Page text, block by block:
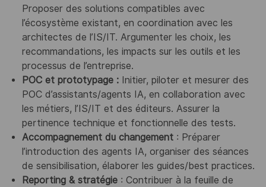
Proposer des solutions compatibles avec
l’écosystème existant, en coordination avec les
architectes de l’IS/IT. Argumenter les choix, les
recommandations, les impacts sur les outils et les
processus de l’entreprise.
POC et prototypage :Initier, piloter et mesurer des
POC d’assistants/agents IA, en collaboration avec
les métiers, l’IS/IT et des éditeurs. Assurer la
pertinence technique et fonctionnelle des tests.
Accompagnement du changement: Préparer
l’introduction des agents IA, organiser des séances
de sensibilisation, élaborer les guides/best practices.
Reporting & stratégie: Contribuer à la feuille de